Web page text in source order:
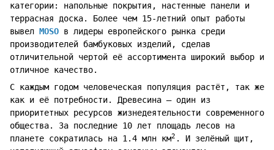
категории: напольные покрытия, настенные панели и
террасная доска. Более чем 15-летний опыт работы
вывел MOSO в лидеры европейского рынка среди
производителей бамбуковых изделий, сделав
отличительной чертой её ассортимента широкий выбор и
отличное качество.
С каждым годом человеческая популяция растёт, так же
как и её потребности. Древесина ― один из
приоритетных ресурсов жизнедеятельности современного
общества. За последние 10 лет площадь лесов на
планете сократилась на 1.4 млн км2 . И зелёный щит,